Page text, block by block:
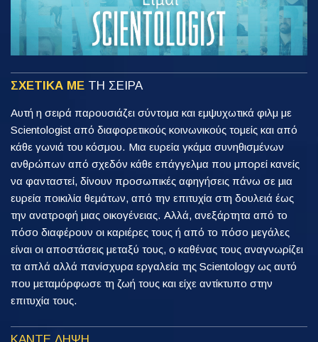
ΣΧΕΤΙΚΑ ΜΕ ΤΗ ΣΕΙΡΑ
Αυτή η σειρά παρουσιάζει σύντομα και εμψυχωτικά φιλμ με
Scientologist από διαφορετικούς κοινωνικούς τομείς και από
κάθε γωνιά του κόσμου. Μια ευρεία γκάμα συνηθισμένων
ανθρώπων από σχεδόν κάθε επάγγελμα που μπορεί κανείς
να φανταστεί, δίνουν προσωπικές αφηγήσεις πάνω σε μια
ευρεία ποικιλία θεμάτων, από την επιτυχία στη δουλειά έως
την ανατροφή μιας οικογένειας. Αλλά, ανεξάρτητα από το
πόσο διαφέρουν οι καριέρες τους ή από το πόσο μεγάλες
είναι οι αποστάσεις μεταξύ τους, ο καθένας τους αναγνωρίζει
τα απλά αλλά πανίσχυρα εργαλεία της Scientology ως αυτό
που μεταμόρφωσε τη ζωή τους και είχε αντίκτυπο στην
επιτυχία τους.